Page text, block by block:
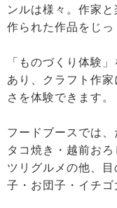
ンルは様々。作家
作られた作品をじっ
「ものづくり体験
あり、クラフト作
さを体験できます。
フードブースでは
タコ焼き・越前お
ツリグルメの他、
子・お団子・イチゴ